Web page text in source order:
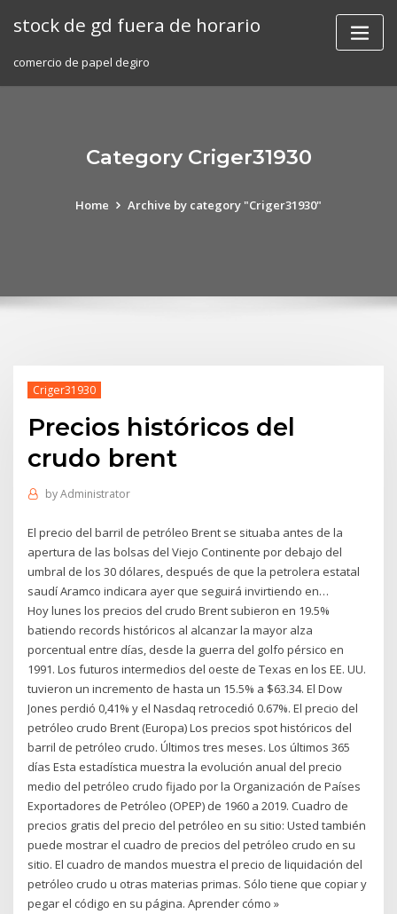
stock de gd fuera de horario
comercio de papel degiro
Category Criger31930
Home Archive by category "Criger31930"
Criger31930
Precios históricos del
crudo brent
byAdministrator
El precio del barril de petróleo Brent se situaba antes de la
apertura de las bolsas del Viejo Continente por debajo del
umbral de los 30 dólares, después de que la petrolera estatal
saudí Aramco indicara ayer que seguirá invirtiendo en…
Hoy lunes los precios del crudo Brent subieron en 19.5%
batiendo records históricos al alcanzar la mayor alza
porcentual entre días, desde la guerra del golfo pérsico en
1991. Los futuros intermedios del oeste de Texas en los EE. UU.
tuvieron un incremento de hasta un 15.5% a $63.34. El Dow
Jones perdió 0,41% y el Nasdaq retrocedió 0.67%. El precio del
petróleo crudo Brent (Europa) Los precios spot históricos del
barril de petróleo crudo. Últimos tres meses. Los últimos 365
días Esta estadística muestra la evolución anual del precio
medio del petróleo crudo fijado por la Organización de Países
Exportadores de Petróleo (OPEP) de 1960 a 2019. Cuadro de
precios gratis del precio del petróleo en su sitio: Usted también
puede mostrar el cuadro de precios del petróleo crudo en su
sitio. El cuadro de mandos muestra el precio de liquidación del
petróleo crudo u otras materias primas. Sólo tiene que copiar y
pegar el código en su página. Aprender cómo »